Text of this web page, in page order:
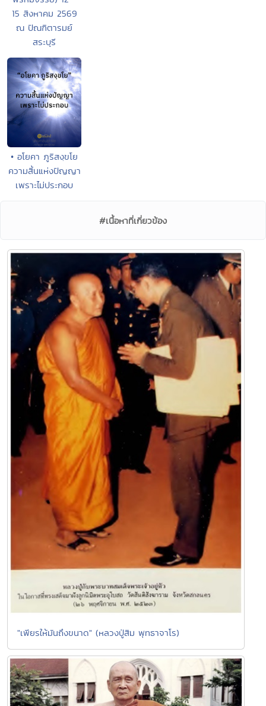
15 สิงหาคม 2569
ณ ปัณฑิตารมย์
สระบุรี
• อโยคา ภูริสงฺขโย
ความสิ้นแห่งปัญญา
เพราะไม่ประกอบ
#เนื้อหาที่เกี่ยวข้อง
"เพียรให้มันถึงขนาด" (หลวงปู่สิม พุทธาจาโร)